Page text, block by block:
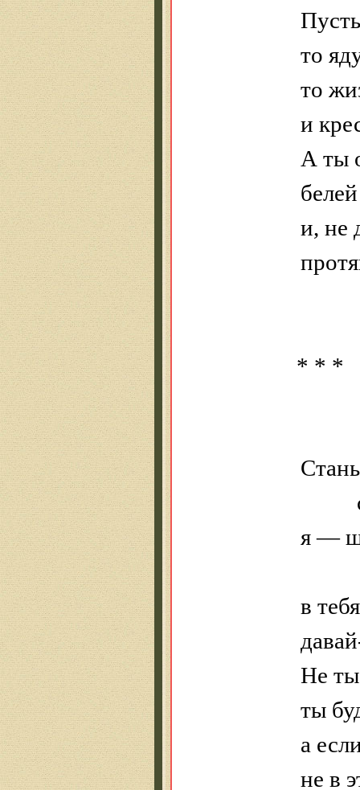
то
то
и
А ты
и, не
* * *
я —
в
Не
ты
а
не в